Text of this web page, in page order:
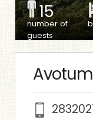
15
number of
guests